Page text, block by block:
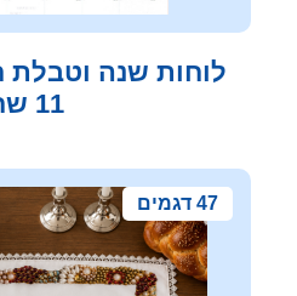
לוחות שנה
11 שח
47 דגמים